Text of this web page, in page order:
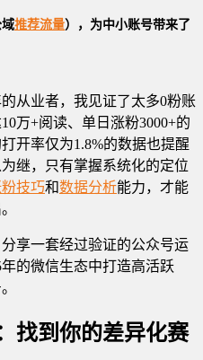
推荐流量），为中小账号带来了
从业者，我见证了太多0粉账
万+阅读、单日涨粉3000+的
开率仅为1.8%的数据也提醒
继，只有掌握系统化的定位
技巧和数据分析能力，才能
享一套经过验证的公众号运
的微信生态中打造高活跃
找到你的差异化赛